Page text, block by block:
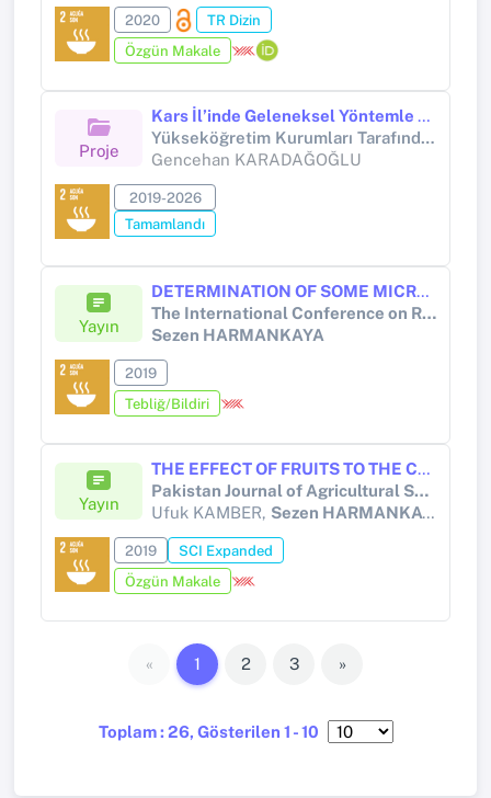
2020
TR Dizin
Özgün Makale
Proje
Kars İl’inde Geleneksel Yöntemle Üretilen Çakmak Peyniri, Kaşar KaşarPeyniri ve Gravyer Peynirinde Yer Alan Laktik Asit Bakterilerininİzolasyonu, Moleküler Karakterizasyonu ve Starter Kültür OlarakKullanım Olanakları
Yükseköğretim Kurumları Tarafından Destekli Bilimsel Araştırma Projesi (Yükseköğretim Kurumları tarafından destekli bilimsel araştırma projesi)
Gencehan KARADAĞOĞLU
2019-2026
Tamamlandı
Yayın
DETERMINATION OF SOME MICROBIOLOGICAL CHARACTERISTICS OF CHICKEN MEAT
The International Conference on Research in Education and Science (ICRES)
Sezen HARMANKAYA
2019
Tebliğ/Bildiri
Yayın
THE EFFECT OF FRUITS TO THE CHARACTERISTICS OF FRUIT YOGURT
Pakistan Journal of Agricultural Sciences
Ufuk KAMBER, Sezen HARMANKAYA
2019
SCI Expanded
Özgün Makale
Toplam : 26, Gösterilen 1 - 10
« 1 2 3 »